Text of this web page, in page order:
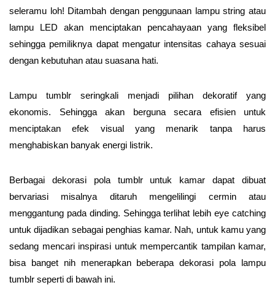
seleramu loh! Ditambah dengan penggunaan lampu string atau
lampu LED akan menciptakan pencahayaan yang fleksibel
sehingga pemiliknya dapat mengatur intensitas cahaya sesuai
dengan kebutuhan atau suasana hati.
Lampu tumblr seringkali menjadi pilihan dekoratif yang
ekonomis. Sehingga akan berguna secara efisien untuk
menciptakan efek visual yang menarik tanpa harus
menghabiskan banyak energi listrik.
Berbagai dekorasi pola tumblr untuk kamar dapat dibuat
bervariasi misalnya ditaruh mengelilingi cermin atau
menggantung pada dinding. Sehingga terlihat lebih eye catching
untuk dijadikan sebagai penghias kamar. Nah, untuk kamu yang
sedang mencari inspirasi untuk mempercantik tampilan kamar,
bisa banget nih menerapkan beberapa dekorasi pola lampu
tumblr seperti di bawah ini.